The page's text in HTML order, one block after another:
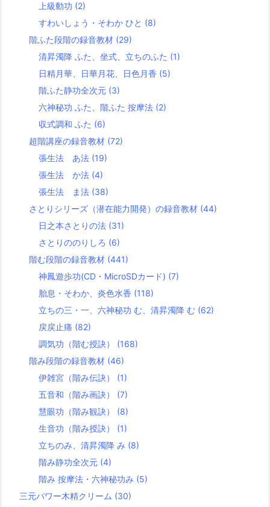
上級動功 (2)
すわいしょう・そわか ひと (8)
階ふた段階の録音教材 (29)
清昇濁降 ふた、坐式、立ちのふた (1)
日精月華、日華月花、日色月香 (5)
階ふた静功全次元 (3)
六神秘功 ふた、階ふた 按摩法 (2)
収式調和 ふた (6)
超階講座の録音教材 (72)
張生法 あ法 (19)
張生法 か法 (4)
張生法 ま法 (38)
さとりシリーズ（潜在能力開発）の録音教材 (44)
日之本さとりの法 (31)
さとりののりしろ (6)
階む段階の録音教材 (441)
神鳳遊歩功(CD・MicroSDカード) (7)
胎息・そわか、炎色水香 (118)
立ちの三・一、六神秘功 む、清昇濁降 む (62)
戻戻止痛 (82)
調気功（階む授訣） (168)
階み段階の録音教材 (46)
伊雑宮（階み伝訣） (1)
五音和（階み画訣） (7)
慧眼功（階み観訣） (8)
生音功（階み授訣） (1)
立ちのみ、清昇濁降 み (8)
階み静功全次元 (4)
階み 按摩法・六神秘功み (5)
三元パワー木精クリーム (30)